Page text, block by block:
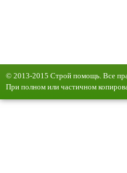
© 2013-2015 Строй помощь. Все
При полном или частичном